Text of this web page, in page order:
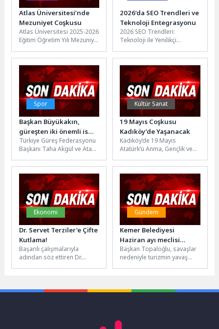
Atlas Üniversitesi’nde
Mezuniyet Coşkusu
Atlas Üniversitesi 2025-2026
Eğitim Öğretim Yılı Mezuniyet
tarihlerinde Atlas Vadi
Kampüsü’nde
gerçekleştirildi....
2026’da SEO Trendleri ve
Teknoloji Entegrasyonu
2026 SEO Trendleri:
Teknoloji ile Yenilikçi
SEO dünyasında teknoloji ile
yenilikçi entegrasyonun...
Spor
Başkan Büyükakın,
güreşten iki önemli ismi
ağırladı
Türkiye Güreş Federasyonu
Başkanı Taha Akgül ve Ata
Rıza Kayaalp, Kocaeli
Büyükşehir...
Kültür Sanat
19 Mayıs Coşkusu
Kadıköy’de Yaşanacak
Kadıköy’de 19 Mayıs
Atatürk’ü Anma, Gençlik ve
gibi bu yıl...
Ekonomi
Dr. Servet Terziler’e Çifte
Kutlama!
Başarılı çalışmalarıyla
adından söz ettiren Dr.
Gündem
Kemer Belediyesi
Haziran ayı meclisi
yapıldı
Başkan Topaloğlu, savaşlar
nedeniyle turizmin yavaş
doluluğu...